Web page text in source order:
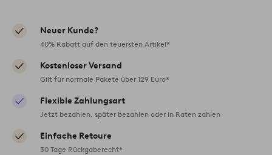
Neuer Kunde?
40% Rabatt auf den teuersten Artikel*
Kostenloser Versand
Gilt für normale Pakete über 129 Euro*
Flexible Zahlungsart
Jetzt bezahlen, später bezahlen oder in Raten zahlen
Einfache Retoure
30 Tage Rückgaberecht*